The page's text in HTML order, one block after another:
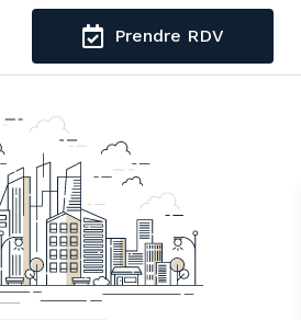
Prendre RDV